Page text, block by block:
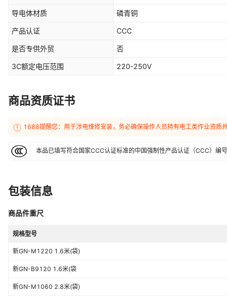
导电体材质 磷青铜
产品认证 CCC
是否专供外贸 否
3C额定电压范围 220-250V
商品资质证书
1688提醒您：用于涉电维修安装，务必确保操作人员持有电工类作业资质
本品已填写符合国家CCC认证标准的中国强制性产品认证（CCC）编号
包装信息
商品件重尺
规格型号
新GN-M1220 1.6米(袋)
新GN-B9120 1.6米(袋
新GN-M1060 2.8米(袋)